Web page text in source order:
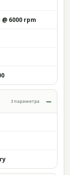
6000 rpm
3 параметра